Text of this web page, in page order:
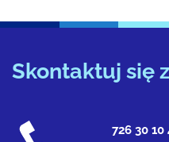
Skontaktuj się
726 30 10